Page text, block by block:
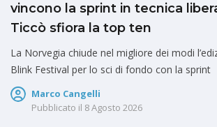
vincono la sprint in tecnica
Ticcò sfiora la top ten
La Norvegia chiude nel migliore dei modi
Blink Festival per lo sci di fondo con la sprint
Marco Cangelli
Pubblicato il 8 Agosto 2026